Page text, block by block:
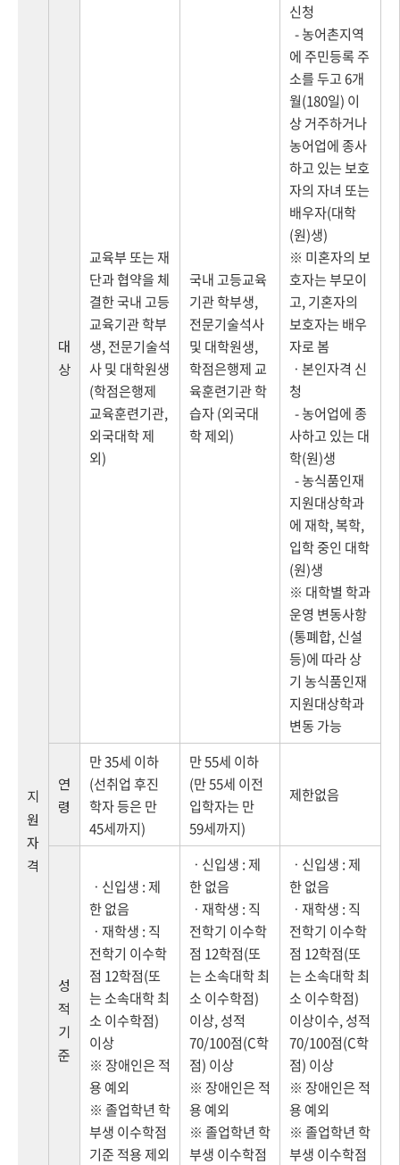
지
원
자
격
대
상
교육부 또는 재
단과 협약을 체
결한 국내 고등
교육기관 학부
생, 전문기술석
사 및 대학원생
(학점은행제
교육훈련기관,
외국대학 제
외)
국내 고등교육
기관 학부생,
전문기술석사
및 대학원생,
학점은행제 교
육훈련기관 학
습자 (외국대
학 제외)
신청
- 농어촌지역
에 주민등록 주
소를 두고 6개
월(180일) 이
상 거주하거나
농어업에 종사
하고 있는 보호
자의 자녀 또는
배우자(대학
(원)생)
※ 미혼자의 보
호자는 부모이
고, 기혼자의
보호자는 배우
자로 봄
ㆍ본인자격 신
청
- 농어업에 종
사하고 있는 대
학(원)생
- 농식품인재
지원대상학과
에 재학, 복학,
입학 중인 대학
(원)생
※ 대학별 학과
운영 변동사항
(통폐합, 신설
등)에 따라 상
기 농식품인재
지원대상학과
변동 가능
연
령
만 35세 이하
(선취업 후진
학자 등은 만
45세까지)
만 55세 이하
(만 55세 이전
입학자는 만
59세까지)
제한없음
성
적
기
준
ㆍ신입생 : 제
한 없음
ㆍ재학생 : 직
전학기 이수학
점 12학점(또
는 소속대학 최
소 이수학점)
이상
※ 장애인은 적
용 예외
※ 졸업학년 학
부생 이수학점
기준 적용 제외
ㆍ신입생 : 제
한 없음
ㆍ재학생 : 직
전학기 이수학
점 12학점(또
는 소속대학 최
소 이수학점)
이상, 성적
70/100점(C학
점) 이상
※ 장애인은 적
용 예외
※ 졸업학년 학
부생 이수학점
ㆍ신입생 : 제
한 없음
ㆍ재학생 : 직
전학기 이수학
점 12학점(또
는 소속대학 최
소 이수학점)
이상이수, 성적
70/100점(C학
점) 이상
※ 장애인은 적
용 예외
※ 졸업학년 학
부생 이수학점